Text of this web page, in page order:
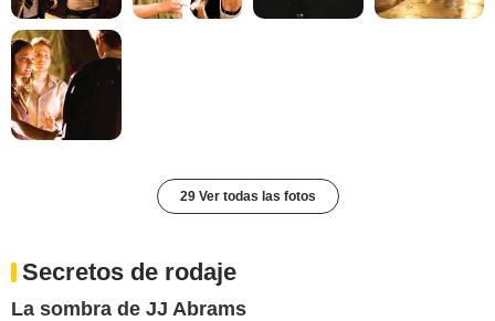
29 Ver todas las fotos
Secretos de rodaje
La sombra de JJ Abrams